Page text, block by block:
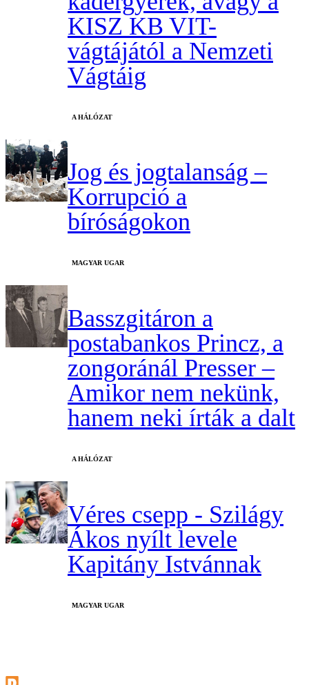
KISZ KB VIT-
vágtájától a Nemzeti
Vágtáig
A HÁLÓZAT
Jog és jogtalanság –
Korrupció a
bíróságokon
MAGYAR UGAR
Basszgitáron a
postabankos Princz, a
zongoránál Presser –
Amikor nem nekünk,
hanem neki írták a dalt
A HÁLÓZAT
Véres csepp - Szilágy
Ákos nyílt levele
Kapitány Istvánnak
MAGYAR UGAR